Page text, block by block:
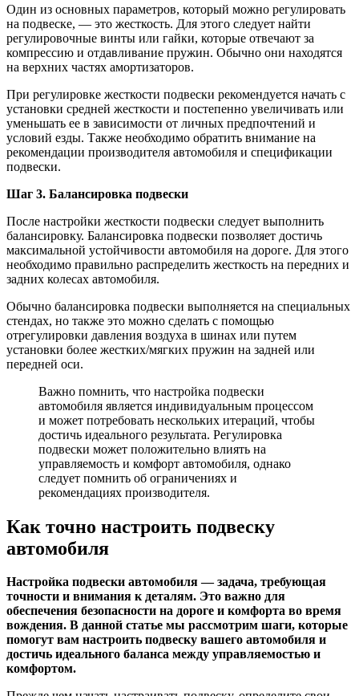
Один из основных параметров, который можно регулировать
на подвеске, — это жесткость. Для этого следует найти
регулировочные винты или гайки, которые отвечают за
компрессию и отдавливание пружин. Обычно они находятся
на верхних частях амортизаторов.
При регулировке жесткости подвески рекомендуется начать с
установки средней жесткости и постепенно увеличивать или
уменьшать ее в зависимости от личных предпочтений и
условий езды. Также необходимо обратить внимание на
рекомендации производителя автомобиля и спецификации
подвески.
Шаг 3. Балансировка подвески
После настройки жесткости подвески следует выполнить
балансировку. Балансировка подвески позволяет достичь
максимальной устойчивости автомобиля на дороге. Для этого
необходимо правильно распределить жесткость на передних и
задних колесах автомобиля.
Обычно балансировка подвески выполняется на специальных
стендах, но также это можно сделать с помощью
отрегулировки давления воздуха в шинах или путем
установки более жестких/мягких пружин на задней или
передней оси.
Важно помнить, что настройка подвески
автомобиля является индивидуальным процессом
и может потребовать нескольких итераций, чтобы
достичь идеального результата. Регулировка
подвески может положительно влиять на
управляемость и комфорт автомобиля, однако
следует помнить об ограничениях и
рекомендациях производителя.
Как точно настроить подвеску
автомобиля
Настройка подвески автомобиля — задача, требующая
точности и внимания к деталям. Это важно для
обеспечения безопасности на дороге и комфорта во время
вождения. В данной статье мы рассмотрим шаги, которые
помогут вам настроить подвеску вашего автомобиля и
достичь идеального баланса между управляемостью и
комфортом.